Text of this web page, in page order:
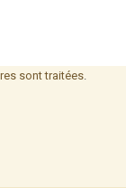
sont traitées.